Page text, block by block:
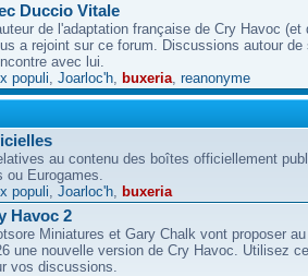
Duccio Vitale
de l'adaptation française de Cry Havoc (et
a rejoint sur ce forum. Discussions autour de
avec lui.
populi, Joarloc'h, buxeria, reanonyme
au contenu des boîtes officiellement
ou Eurogames.
populi, Joarloc'h, buxeria
Havoc 2
Miniatures et Gary Chalk vont proposer
une nouvelle version de Cry Havoc. Utilisez
vos discussions.